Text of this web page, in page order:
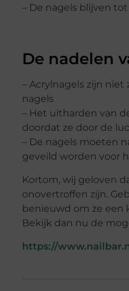
– De nagels blijven
De nadelen
– Acrylnagels zijn niet
nagels
– Het uitharden van
doordat ze door de
– De nagels moeten
geveild worden voor
Kortom, wij geloven
onovertroffen zijn.
benieuwd om ze een
Bekijk dan nu de
https://